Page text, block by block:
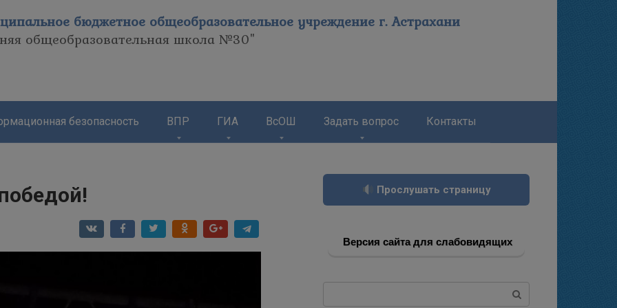
бюджетное общеобразовательное учреждение г. Астрахани
общеобразовательная школа №30"
безопасность ВПР ГИА ВсОШ Задать вопрос Контакты
Прослушать страницу
Версия сайта для слабовидящих